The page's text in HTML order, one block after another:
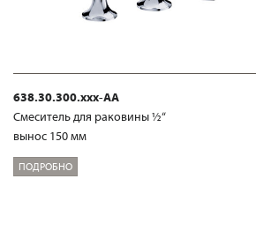
638.30.300.xxx-AA
Смеситель для раковины ½“
вынос 150 мм
ПОДРОБНО